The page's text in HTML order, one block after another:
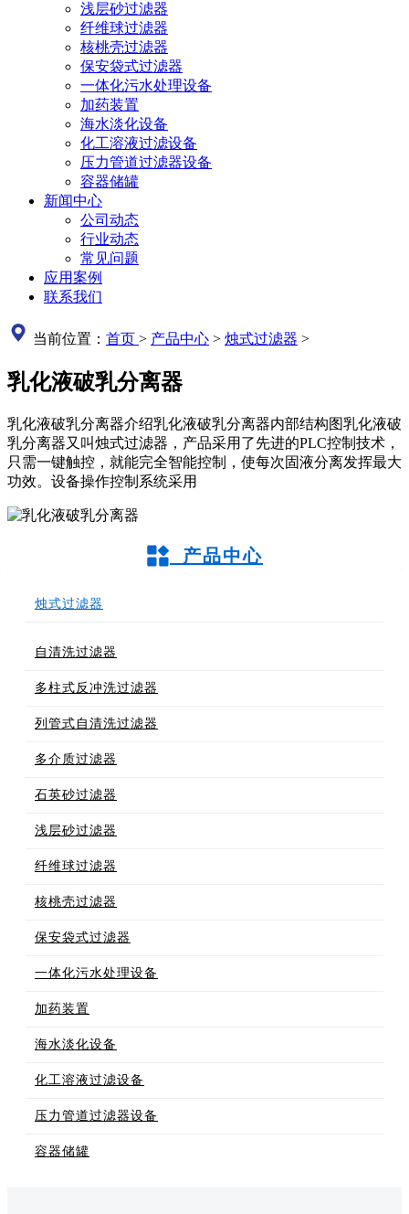
浅层砂过滤器
纤维球过滤器
核桃壳过滤器
保安袋式过滤器
一体化污水处理设备
加药装置
海水淡化设备
化工溶液过滤设备
压力管道过滤器设备
容器储罐
新闻中心
公司动态
行业动态
常见问题
应用案例
联系我们
当前位置： 首页 > 产品中心 > 烛式过滤器 >
乳化液破乳分离器
乳化液破乳分离器介绍乳化液破乳分离器内部结构图乳化液破
乳分离器又叫烛式过滤器，产品采用了先进的PLC控制技术，
只需一键触控，就能完全智能控制，使每次固液分离发挥最大
功效。设备操作控制系统采用
产品中心
烛式过滤器
自清洗过滤器
多柱式反冲洗过滤器
列管式自清洗过滤器
多介质过滤器
石英砂过滤器
浅层砂过滤器
纤维球过滤器
核桃壳过滤器
保安袋式过滤器
一体化污水处理设备
加药装置
海水淡化设备
化工溶液过滤设备
压力管道过滤器设备
容器储罐